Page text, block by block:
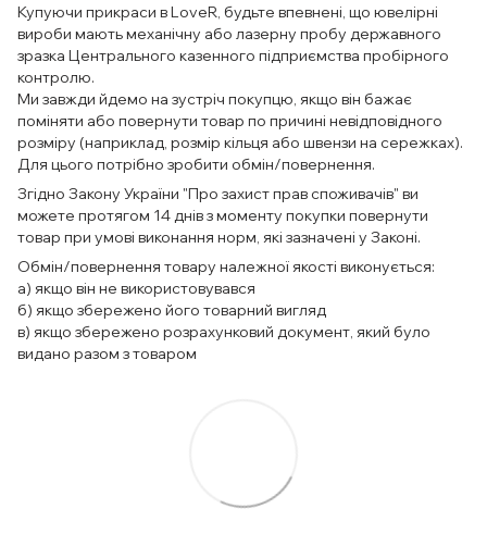
Купуючи прикраси в LoveR, будьте впевнені, що ювелірні
вироби мають механічну або лазерну пробу державного
зразка Центрального казенного підприємства пробірного
контролю.
Ми завжди йдемо на зустріч покупцю, якщо він бажає
поміняти або повернути товар по причині невідповідного
розміру (наприклад, розмір кільця або швензи на сережках).
Для цього потрібно зробити обмін/повернення.
Згідно Закону України "Про захист прав споживачів" ви
можете протягом 14 днів з моменту покупки повернути
товар при умові виконання норм, які зазначені у Законі.
Обмін/повернення товару належної якості виконується:
а) якщо він не використовувався
б) якщо збережено його товарний вигляд
в) якщо збережено розрахунковий документ, який було
видано разом з товаром